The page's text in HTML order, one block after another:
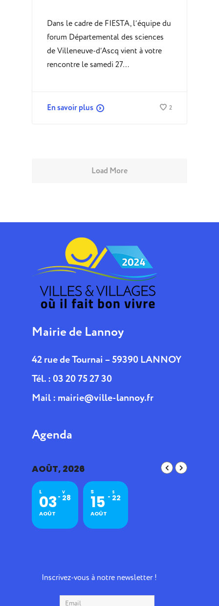
Dans le cadre de FIESTA, l’équipe du
forum Départemental des sciences
de Villeneuve-d’Ascq vient à votre
rencontre le samedi 27…
En savoir plus 2
Load More
Mairie de Lannoy
42 rue de Tournai – 59390 LANNOY
Tél. : 03 20 75 27 30
Mail : mairie@ville-lannoy.fr
Agenda
AOÛT, 2026
L
03
AOÛT
V
28
S
15
AOÛT
S
22
Inscrivez-vous à notre newsletter !